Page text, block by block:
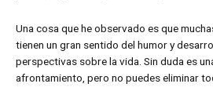
Una cosa que he observado es que
tienen un gran sentido del humor y
perspectivas sobre la vida. Sin duda es
afrontamiento, pero no puedes eliminar